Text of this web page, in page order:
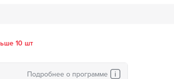
10 шт
Подробнее о программе